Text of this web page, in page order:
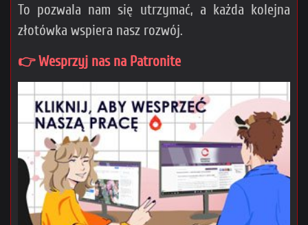
To pozwala nam się utrzymać, a każda kolejna
złotówka wspiera nasz rozwój.
👉 Wesprzyj nas na Patronite